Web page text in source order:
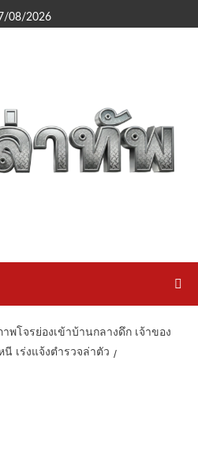
08/2026
พโจรย่องเข้าบ้านกลางดึก เจ้าของ
เร่งแจ้งตำรวจล่าตัว